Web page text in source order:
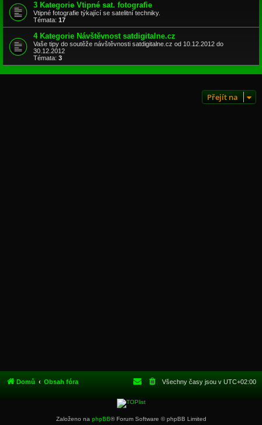
3 Kategorie Vtipné sat. fotografie
Vtipné fotografie týkající se satelitní techniky.
Témata: 17
4 Kategorie Návštěvnost satdigitalne.cz
Vaše tipy do soutěže návštěvnosti satdigitalne.cz od 10.12.2012 do
30.12.2012
Témata: 3
Přejít na
Domů Obsah fóra Všechny časy jsou v UTC+02:00
Založeno na phpBB® Forum Software © phpBB Limited